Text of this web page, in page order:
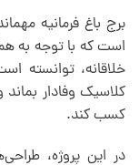
برج باغ فرمانیه
است که با توجه به
خلاقانه، توانسته
کلاسیک وفادار
کسب کند.
در این پروژه،